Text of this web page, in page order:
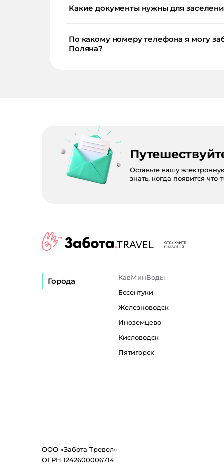
Какие документы нужны для
По какому номеру телефона я могу забронировать или
Поляна?
Оставьте вашу
знать, когда появится
Города
КавМинВоды
Ессентуки
Железноводск
Иноземцево
Кисловодск
Пятигорск
ООО «Забота Тревел»
ОГРН 1242600006714